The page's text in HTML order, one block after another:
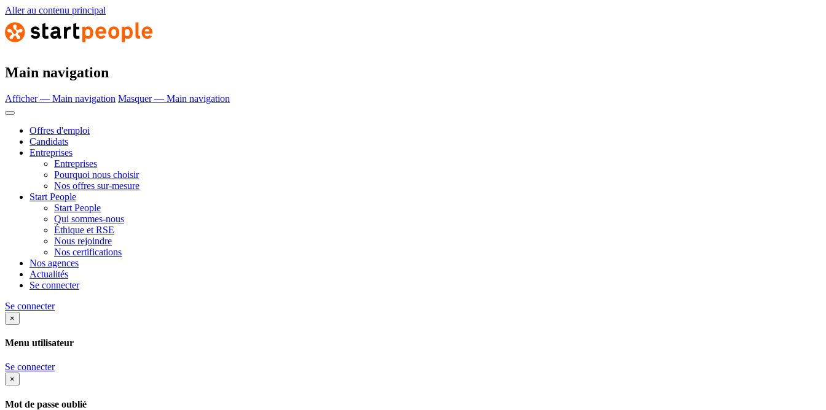
Aller au contenu principal
Main navigation
Afficher — Main navigation Masquer — Main navigation
Offres d'emploi
Candidats
Entreprises
Entreprises
Pourquoi nous choisir
Nos offres sur-mesure
Start People
Start People
Qui sommes-nous
Éthique et RSE
Nous rejoindre
Nos certifications
Nos agences
Actualités
Se connecter
Se connecter
×
Menu utilisateur
Se connecter
×
Mot de passe oublié